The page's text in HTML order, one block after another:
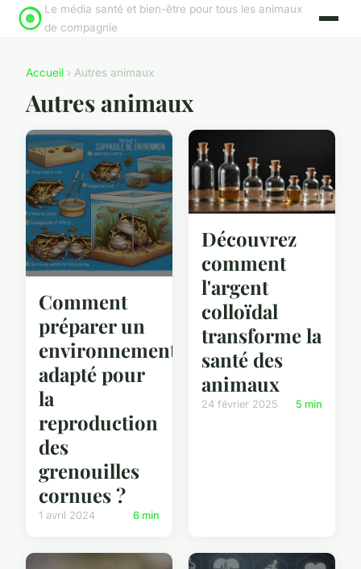
Le média santé et bien-être pour tous les animaux
de compagnie
Accueil › Autres animaux
Autres animaux
Comment
préparer un
environnement
adapté pour
la
reproduction
des
grenouilles
cornues ?
1 avril 2024 6 min
Découvrez
comment
l'argent
colloïdal
transforme la
santé des
animaux
24 février 2025 5 min